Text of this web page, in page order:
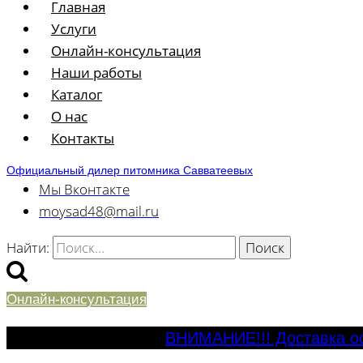
Главная
Услуги
Онлайн-консультация
Наши работы
Каталог
О нас
Контакты
Официальный дилер питомника Савватеевых
Мы Вконтакте
moysad48@mail.ru
Найти:
Онлайн-консультация
ВНИМАНИЕ!!! Доставка